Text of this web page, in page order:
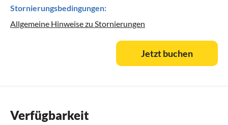
Stornierungsbedingungen:
Allgemeine Hinweise zu Stornierungen
Jetzt buchen
Verfügbarkeit